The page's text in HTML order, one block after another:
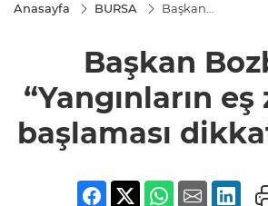
Anasayfa BURSA
Başkan
eş zamanlı
başlaması
çekici”
Başkan
“Yangınların eş
başlaması